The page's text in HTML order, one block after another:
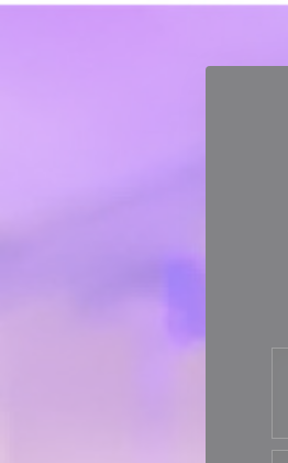
Painel de Gerenciamento de Cookies